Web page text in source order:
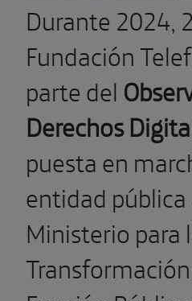
Durante 2024,
Fundación
parte del
Derechos
puesta en
entidad
Ministerio para